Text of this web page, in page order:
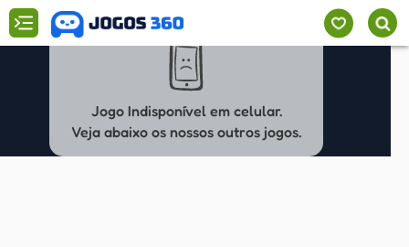
Jogo Indisponível em celular.
Veja abaixo os nossos outros jogos.